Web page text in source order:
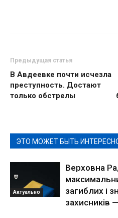
Предыдущая статья
В Авдеевке почти исчезла
преступность. Достают
только обстрелы
ЭТО МОЖЕТ БЫТЬ
Актуально
Верховна
загиблих і
захисників